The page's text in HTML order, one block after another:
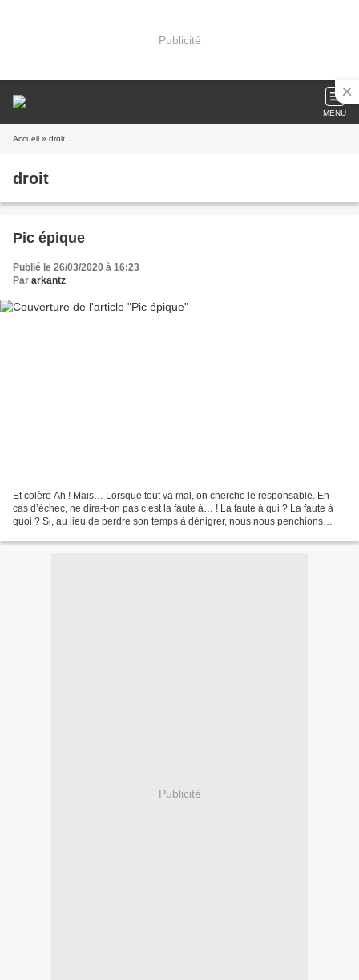
Publicité
MENU
Accueil » droit
droit
Pic épique
Publié le 26/03/2020 à 16:23
Par arkantz
Et colère Ah ! Mais… Lorsque tout va mal, on cherche le responsable. En
cas d’échec, ne dira-t-on pas c’est la faute à… ! La faute à qui ? La faute à
quoi ? Si, au lieu de perdre son temps à dénigrer, nous nous penchions
Publicité